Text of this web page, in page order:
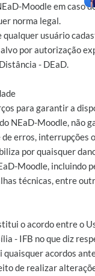
Moodle em caso
norma legal.
qualquer usuário
por autorização
- DEaD.
para garantir a
NEaD-Moodle, não
erros, interrupções
por quaisquer
Moodle, incluindo
técnicas, entre
o acordo entre o
- IFB no que diz
acordos
de realizar